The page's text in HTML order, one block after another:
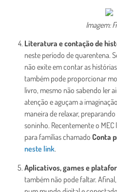
Imagem:
Literatura e contação de
neste período de quarentena.
não exite em contar as
também pode proporcionar
livro, mesmo não sabendo ler
atenção e aguçam a
maneira de relaxar,
soninho. Recentemente o
para famílias chamado Conta
neste link.
Aplicativos, games e
também não pode faltar.